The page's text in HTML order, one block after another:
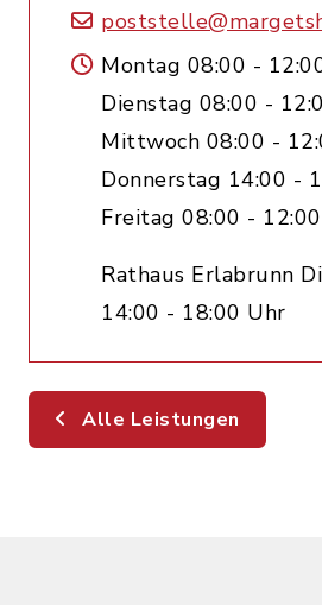
Montag 08:00 -
Dienstag 08:00 -
Mittwoch 08:00 -
Donnerstag 14:00 -
Freitag 08:00 - 12:00
Rathaus Erlabrunn
14:00 - 18:00 Uhr
Alle Leistungen